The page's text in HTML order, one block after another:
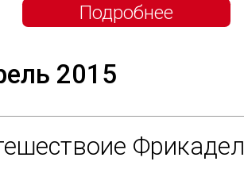
Подробнее
2015